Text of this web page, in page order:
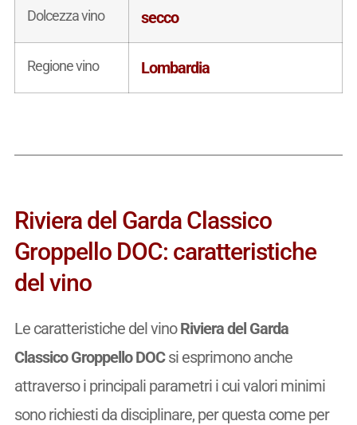
Dolcezza vino secco
Regione vino Lombardia
Riviera del Garda Classico
Groppello DOC: caratteristiche
del vino
Le caratteristiche del vinoRiviera del Garda
Classico Groppello DOCsi esprimono anche
attraverso i principali parametri i cui valori minimi
sono richiesti da disciplinare, per questa come per